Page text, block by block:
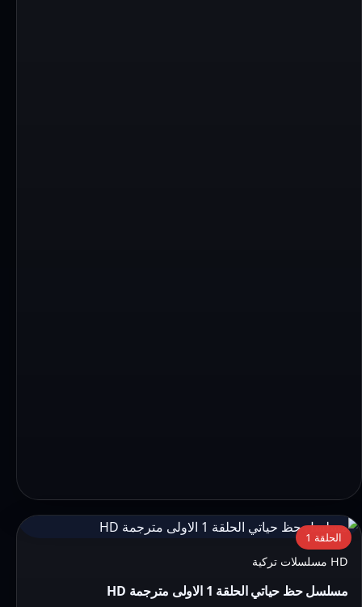
التفاصيل:
مسلسل
حظ
حياتي
الحلقة 1
HD مسلسلات تركية
مسلسل حظ حياتي الحلقة 1 الاولى مترجمة HD